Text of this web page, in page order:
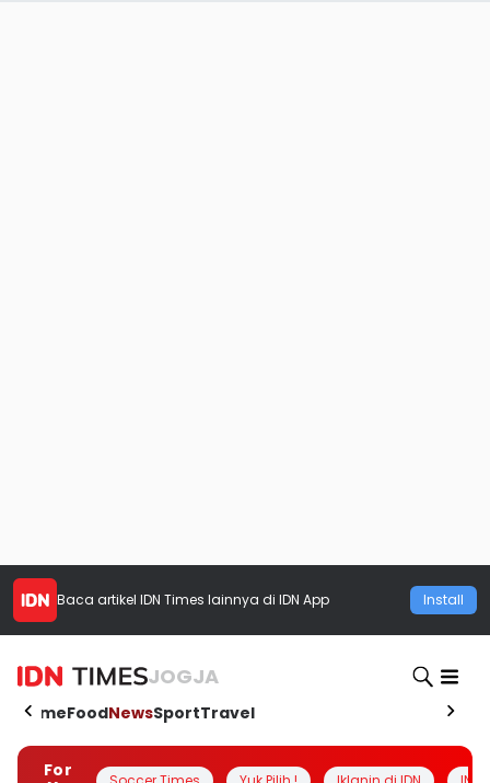
Baca artikel IDN Times lainnya di IDN App Install
JOGJA
HomeFoodNewsSportTravel
For